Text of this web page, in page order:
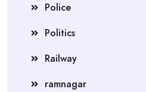
Police
Politics
Railway
ramnagar